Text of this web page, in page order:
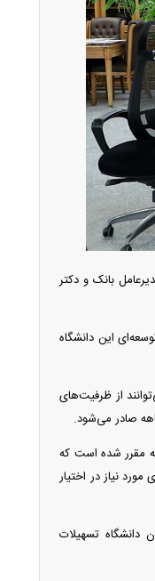
بانک و دکتر
این دانشگاه
از ظرفیت‌های
مقرر شده است که
نیاز در اختیار
دانشگاه تسهیلات